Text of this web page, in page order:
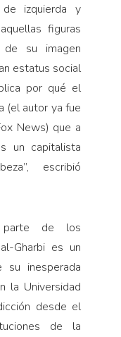
izquierda y
figuras
de su imagen
estatus social
por qué el
(el autor ya fue
News) que a
un capitalista
escribió
parte de los
Gharbi es un
inesperada
la Universidad
desde el
de la